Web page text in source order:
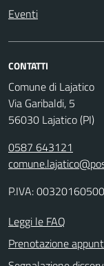
Eventi
CONTATTI
Comune di Lajatico
Via Garibaldi, 5
56030 Lajatico (PI)
0587 643121
P.IVA: 00320160500
Leggi le FAQ
Prenotazione